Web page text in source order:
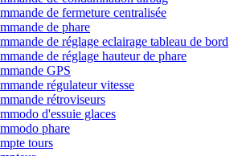
de fermeture centralisée
de phare
de réglage eclairage tableau de bord
de réglage hauteur de phare
GPS
régulateur vitesse
rétroviseurs
d'essuie glaces
phare
tours